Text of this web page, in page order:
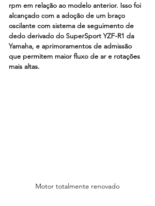
rpm em relação ao modelo anterior. Isso foi
alcançado com a adoção de um braço
oscilante com sistema de seguimento de
dedo derivado do SuperSport YZF-R1 da
Yamaha, e aprimoramentos de admissão
que permitem maior fluxo de ar e rotações
mais altas.
Motor totalmente renovado